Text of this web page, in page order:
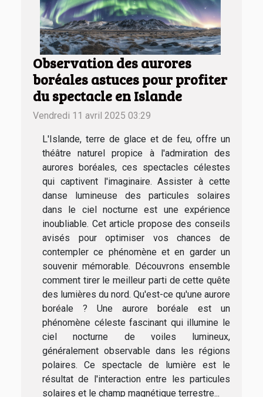
Observation des aurores
boréales astuces pour profiter
du spectacle en Islande
Vendredi 11 avril 2025 03:29
L'Islande, terre de glace et de feu, offre un
théâtre naturel propice à l'admiration des
aurores boréales, ces spectacles célestes
qui captivent l'imaginaire. Assister à cette
danse lumineuse des particules solaires
dans le ciel nocturne est une expérience
inoubliable. Cet article propose des conseils
avisés pour optimiser vos chances de
contempler ce phénomène et en garder un
souvenir mémorable. Découvrons ensemble
comment tirer le meilleur parti de cette quête
des lumières du nord. Qu'est-ce qu'une aurore
boréale ? Une aurore boréale est un
phénomène céleste fascinant qui illumine le
ciel nocturne de voiles lumineux,
généralement observable dans les régions
polaires. Ce spectacle de lumière est le
résultat de l'interaction entre les particules
solaires et le champ magnétique terrestre...